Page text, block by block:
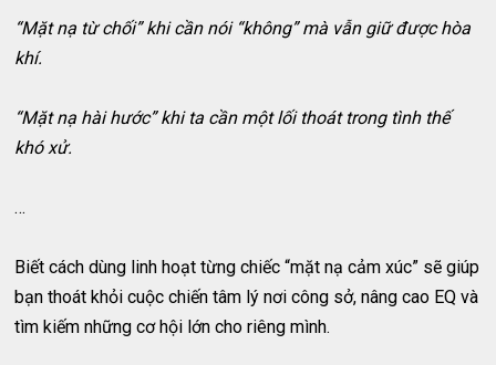
“Mặt nạ từ chối” khi cần nói “không” mà vẫn giữ được hòa
khí.
“Mặt nạ hài hước” khi ta cần một lối thoát trong tình thế
khó xử.
…
Biết cách dùng linh hoạt từng chiếc “mặt nạ cảm xúc” sẽ giúp
bạn thoát khỏi cuộc chiến tâm lý nơi công sở, nâng cao EQ và
tìm kiếm những cơ hội lớn cho riêng mình.